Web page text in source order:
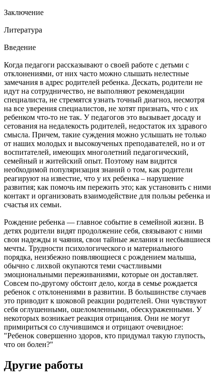
Заключение
Литература
Введение
Когда педагоги рассказывают о своей работе с детьми с
отклонениями, от них часто можно слышать нелестные
замечания в адрес родителей ребенка. Дескать, родители не
идут на сотрудничество, не выполняют рекомендации
специалиста, не стремятся узнать точный диагноз, несмотря
на все уверения специалистов, не хотят признать, что с их
ребенком что-то не так. У педагогов это вызывает досаду и
сетования на недалекость родителей, недостаток их здравого
смысла. Причем, такие суждения можно услышать не только
от наших молодых и высокоученых преподавателей, но и от
воспитателей, имеющих многолетний педагогический,
семейный и житейский опыт. Поэтому нам видится
необходимой популяризация знаний о том, как родители
реагируют на известие, что у их ребенка – нарушение
развития; как помочь им пережить это; как установить с ними
контакт и организовать взаимодействие для пользы ребенка и
счастья их семьи.
Рождение ребенка — главное событие в семейной жизни. В
детях родители видят продолжение себя, связывают с ними
свои надежды и чаяния, свои тайные желания и несбывшиеся
мечты. Трудности психологического и материального
порядка, неизбежно появляющиеся с рождением малыша,
обычно с лихвой окупаются теми счастливыми
эмоциональными переживаниями, которые он доставляет.
Совсем по-другому обстоит дело, когда в семье рождается
ребенок с отклонениями в развитии. В большинстве случаев
это приводит к шоковой реакции родителей. Они чувствуют
себя оглушенными, ошеломленными, обескураженными. У
некоторых возникает реакция отрицания. Они не могут
примириться со случившимся и отрицают очевидное:
"Ребенок совершенно здоров, кто придумал такую глупость,
что он болен?"
Другие работы